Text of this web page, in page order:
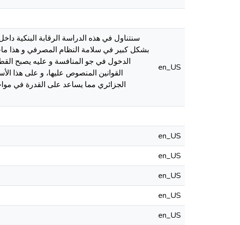
سنتناول في هذه الدراسة الرقابة البنكية
بشكل كبير في سلامة النظام المصرفي و هذا
الدخول في جو المنافسة و عليه يصبح
القوانين المنصوص عليها، و على هذا
الجزائري مما يساعد على القدرة في
en_US
en_US
en_US
en_US
en_US
en_US